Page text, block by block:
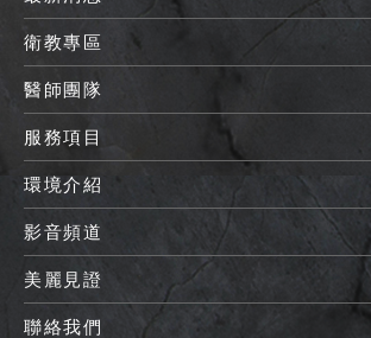
衛教專區
醫師團隊
服務項目
環境介紹
影音頻道
美麗見證
聯絡我們